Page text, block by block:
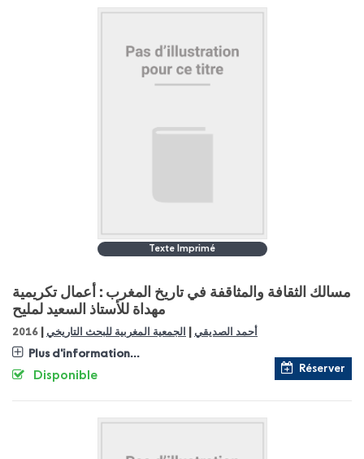
Texte Imprimé
مسالك الثقافة والمثاقفة في تاريخ المغرب : أعمال تكريمية
مهداة للأستاذ السعيد لمليح
أحمد الصديقي الجمعية المغربية للبحث التاريخي 2016
Plus d'information...
Réserver
Disponible